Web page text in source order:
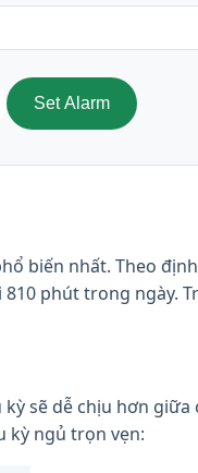
Set Alarm
biến nhất. Theo
phút trong ngày.
sẽ dễ chịu hơn
kỳ ngủ trọn vẹn: